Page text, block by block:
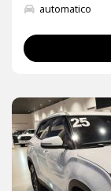
automatico